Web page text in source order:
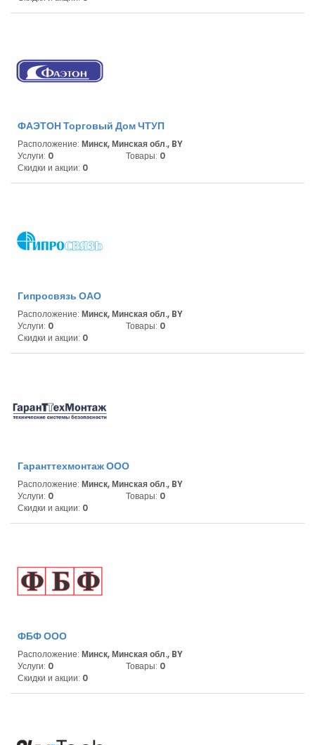
ФАЭТОН Торговый Дом ЧТУП
Расположение: Минск, Минская обл., BY
Услуги: 0 Товары: 0
Скидки и акции: 0
Гипросвязь ОАО
Расположение: Минск, Минская обл., BY
Услуги: 0 Товары: 0
Скидки и акции: 0
Гаранттехмонтаж ООО
Расположение: Минск, Минская обл., BY
Услуги: 0 Товары: 0
Скидки и акции: 0
ФБФ ООО
Расположение: Минск, Минская обл., BY
Услуги: 0 Товары: 0
Скидки и акции: 0